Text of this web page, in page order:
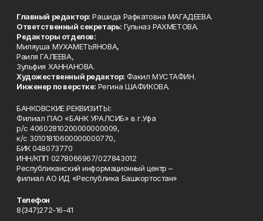
Главный редактор: Рашида Рафкатовна МАГАДЕЕВА.
Ответственный секретарь: Гульназ РАХМЕТОВА.
Редакторы отделов:
Миляуша МУХАМЕТЬЯНОВА,
Раиля ГАЛЕЕВА,
Зульфия ХАННАНОВА.
Художественный редактор: Факил МУСТАФИН.
Инженер по верстке: Регина ШАФИКОВА.
БАНКОВСКИЕ РЕКВИЗИТЫ:
Филиал ПАО «БАНК УРАЛСИБ» в г.Уфа
р/с 40602810200000000009,
к/с 30101810600000000770,
БИК 048073770
ИНН/КПП 0278066967/027843012
Республиканский информационный центр –
филиал АО ИД «Республика Башкортостан»
Телефон
8(347)272-16-41